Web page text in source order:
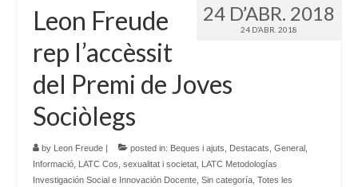
24 D’ABR. 2018
24 D’ABR. 2018
Leon Freude
rep l’accèssit
del Premi de Joves
Sociòlegs
by Leon Freude | posted in: Beques i ajuts Destacats General
Informació LATC Cos, sexualitat i societat LATC Metodologías
Investigación Social e Innovación Docente Sin categoría Totes les